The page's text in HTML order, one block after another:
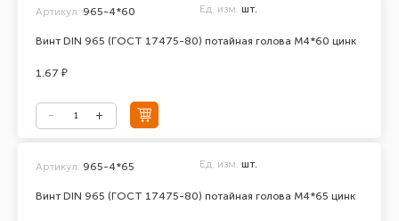
Винт DIN 965 (ГОСТ 17475-80) потайная голова М4*60 цинк
Артикул: 965-4*60 Ед. изм. шт.
1.67 ₽
Винт DIN 965 (ГОСТ 17475-80) потайная голова М4*65 цинк
Артикул: 965-4*65 Ед. изм. шт.